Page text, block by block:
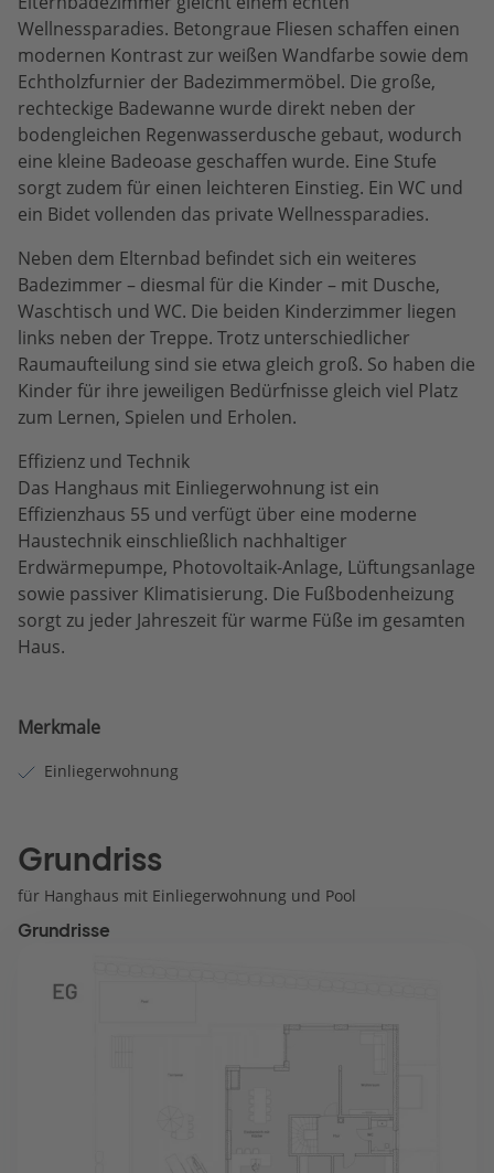
Wellnessparadies. Betongraue Fliesen schaffen einen
modernen Kontrast zur weißen Wandfarbe sowie dem
Echtholzfurnier der Badezimmermöbel. Die große,
rechteckige Badewanne wurde direkt neben der
bodengleichen Regenwasserdusche gebaut, wodurch
eine kleine Badeoase geschaffen wurde. Eine Stufe
sorgt zudem für einen leichteren Einstieg. Ein WC und
ein Bidet vollenden das private Wellnessparadies.
Neben dem Elternbad befindet sich ein weiteres
Badezimmer – diesmal für die Kinder – mit Dusche,
Waschtisch und WC. Die beiden Kinderzimmer liegen
links neben der Treppe. Trotz unterschiedlicher
Raumaufteilung sind sie etwa gleich groß. So haben die
Kinder für ihre jeweiligen Bedürfnisse gleich viel Platz
zum Lernen, Spielen und Erholen.
Effizienz und Technik
Das Hanghaus mit Einliegerwohnung ist ein
Effizienzhaus 55 und verfügt über eine moderne
Haustechnik einschließlich nachhaltiger
Erdwärmepumpe, Photovoltaik-Anlage, Lüftungsanlage
sowie passiver Klimatisierung. Die Fußbodenheizung
sorgt zu jeder Jahreszeit für warme Füße im gesamten
Haus.
Merkmale
Einliegerwohnung
Grundriss
für Hanghaus mit Einliegerwohnung und Pool
Grundrisse